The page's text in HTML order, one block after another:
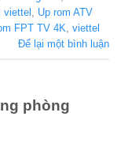
viettel
Up rom ATV
FPT TV 4K viettel
Để lại một bình luận
phòng